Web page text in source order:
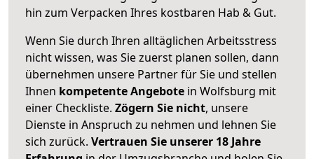
hin zum Verpacken Ihres kostbaren Hab & Gut.
Wenn Sie durch Ihren alltäglichen Arbeitsstress
nicht wissen, was Sie zuerst planen sollen, dann
übernehmen unsere Partner für Sie und stellen
Ihnen kompetente Angebote in Wolfsburg mit
einer Checkliste. Zögern Sie nicht, unsere
Dienste in Anspruch zu nehmen und lehnen Sie
sich zurück. Vertrauen Sie unserer 18 Jahre